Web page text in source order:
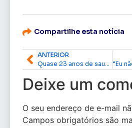
Compartilhe esta notícia
ANTERIOR
Quase 23 anos de saudades de Hélio Pennafort…
Deixe um
O seu endereço de e-mail
Campos obrigatórios são